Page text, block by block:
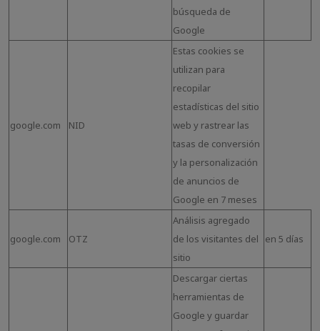
búsqueda de
Google
google.com NID
Estas cookies se
utilizan para
recopilar
estadísticas del sitio
web y rastrear las
tasas de conversión
y la personalización
de anuncios de
Google en 7 meses
google.com OTZ
Análisis agregado
de los visitantes del
sitio
en 5 días
Descargar ciertas
herramientas de
Google y guardar